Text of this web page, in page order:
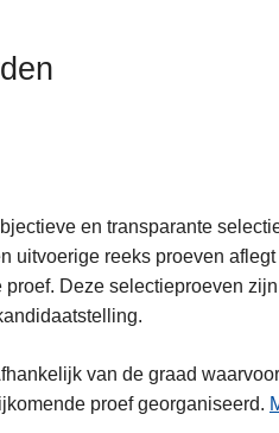
en transparante
uitvoerige reeks proeven
Deze selectieproeven
van de graad
proef georganiseerd.